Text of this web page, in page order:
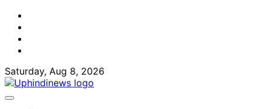
Skip
content
Saturday, Aug 8, 2026